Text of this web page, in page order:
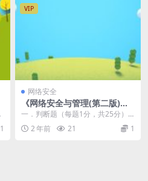
1
VIP
网络安全
《网络安全与管理(第二版)》_
网络安全试题3及答案
一．判断题（每题1分，共25分）
1.在网络建设初期可以不考虑自然
和人为灾害。 ...
2 年前 21 1